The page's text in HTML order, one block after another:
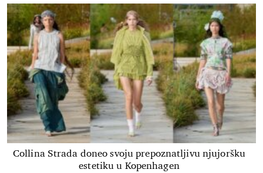
Collina Strada doneo svoju prepoznatljivu njujoršku
estetiku u Kopenhagen